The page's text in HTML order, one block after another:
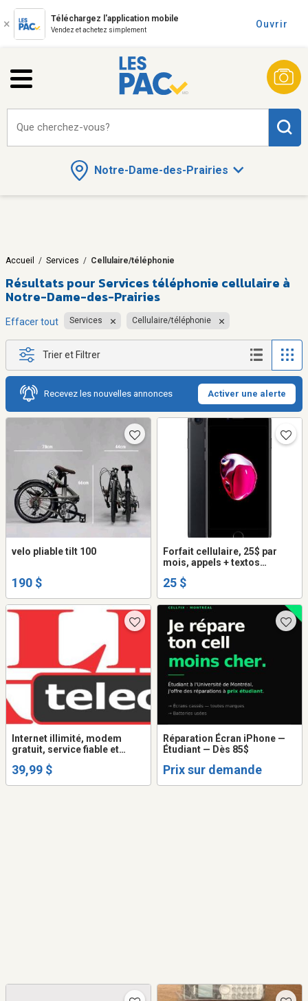
Téléchargez l'application mobile
Vendez et achetez simplement
Ouvrir
Notre-Dame-des-Prairies
Que cherchez-vous?
Accueil / Services / Cellulaire/téléphonie
Résultats pour Services téléphonie cellulaire à
Notre-Dame-des-Prairies
Effacer tout Services Cellulaire/téléphonie
Trier et Filtrer
Recevez les nouvelles annonces Activer une alerte
velo pliable tilt 100
190 $
Forfait cellulaire, 25$ par
mois, appels + textos
25 $
Internet illimité, modem
gratuit, service fiable et
39,99 $
Réparation Écran iPhone —
Étudiant — Dès 85$
Prix sur demande